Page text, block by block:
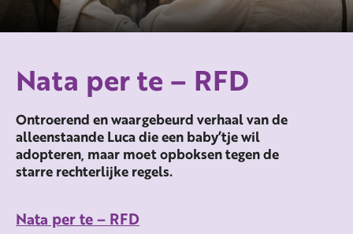
Nata per te – RFD
Ontroerend en waargebeurd verhaal van de
alleenstaande Luca die een baby’tje wil
adopteren, maar moet opboksen tegen de
starre rechterlijke regels.
Nata per te – RFD